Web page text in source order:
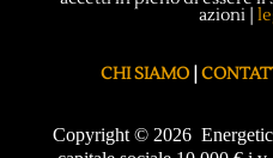
azioni |
CHI SIAMO|
Copyright © 2026